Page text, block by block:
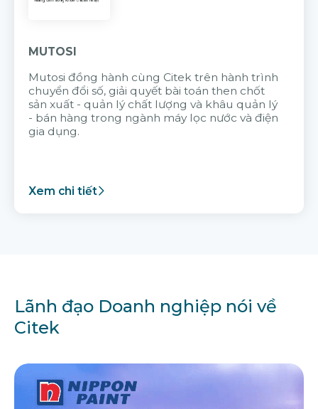
MUTOSI
Mutosi đồng hành cùng Citek trên hành trình
chuyển đổi số, giải quyết bài toán then chốt
sản xuất - quản lý chất lượng và khâu quản lý
- bán hàng trong ngành máy lọc nước và điện
gia dụng.
Xem chi tiết
Lãnh đạo Doanh nghiệp nói về
Citek